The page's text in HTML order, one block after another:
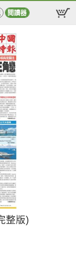
閱讀器
整版)